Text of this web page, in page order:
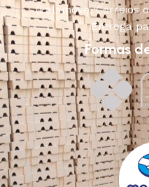
(Lalamove, Correios
Entrega
Formas